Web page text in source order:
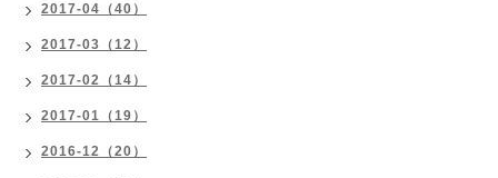
2017-04（40）
2017-03（12）
2017-02（14）
2017-01（19）
2016-12（20）